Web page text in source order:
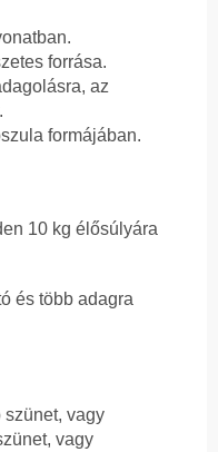
forrása.
az
formájában.
10 kg élősúlyára
és több adagra
szünet, vagy
vagy